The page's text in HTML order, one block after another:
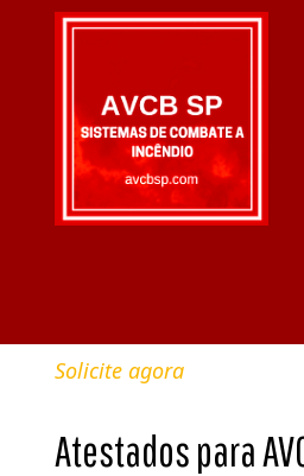
Solicite agora
Atestados para